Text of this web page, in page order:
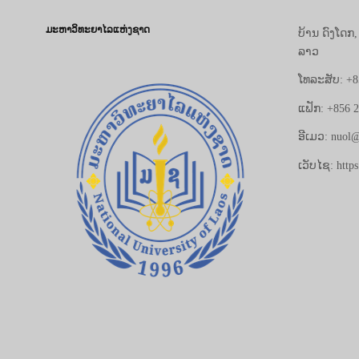
ມະຫາວິທະຍາໄລແຫ່ງຊາດ
ບ້ານ ດົງໂດກ
ລາວ
ໂທລະສັບ:
ແຟັກ: +856
ອີເມວ:
ເວັບໄຊ: